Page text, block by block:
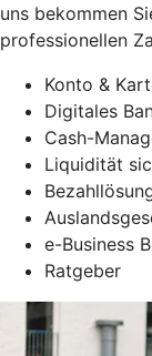
uns bekommen
professionellen
Konto &
Digitales
Cash-
Liquidität
e-Business
Ratgeber